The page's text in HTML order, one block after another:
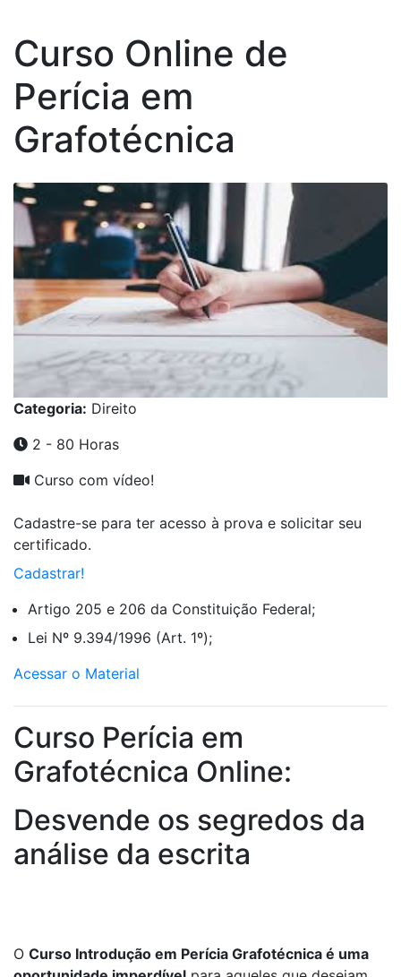
Curso Online de
Perícia em
Grafotécnica
Categoria: Direito
2 - 80 Horas
Curso com vídeo!
Cadastre-se para ter acesso à prova e solicitar seu
certificado.
Cadastrar!
Artigo 205 e 206 da Constituição Federal;
Lei Nº 9.394/1996 (Art. 1º);
Acessar o Material
Curso Perícia em
Grafotécnica Online:
Desvende os segredos da
análise da escrita
O Curso Introdução em Perícia Grafotécnica é uma